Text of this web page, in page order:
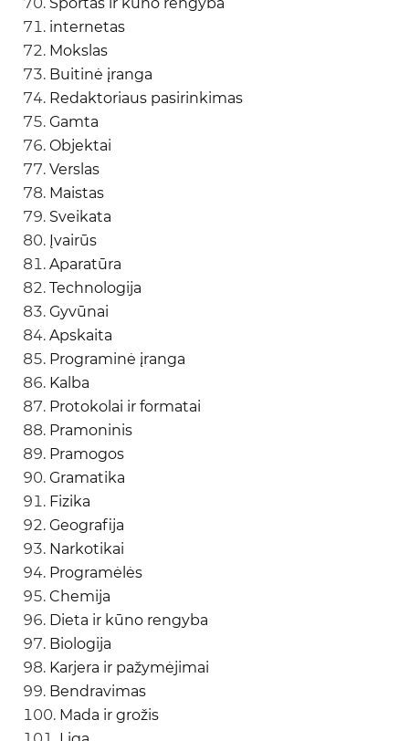
internetas
Mokslas
Buitinė įranga
Redaktoriaus pasirinkimas
Gamta
Objektai
Verslas
Maistas
Sveikata
Įvairūs
Aparatūra
Technologija
Gyvūnai
Apskaita
Programinė įranga
Kalba
Protokolai ir formatai
Pramoninis
Pramogos
Gramatika
Fizika
Geografija
Narkotikai
Programėlės
Chemija
Dieta ir kūno rengyba
Biologija
Karjera ir pažymėjimai
Bendravimas
Mada ir grožis